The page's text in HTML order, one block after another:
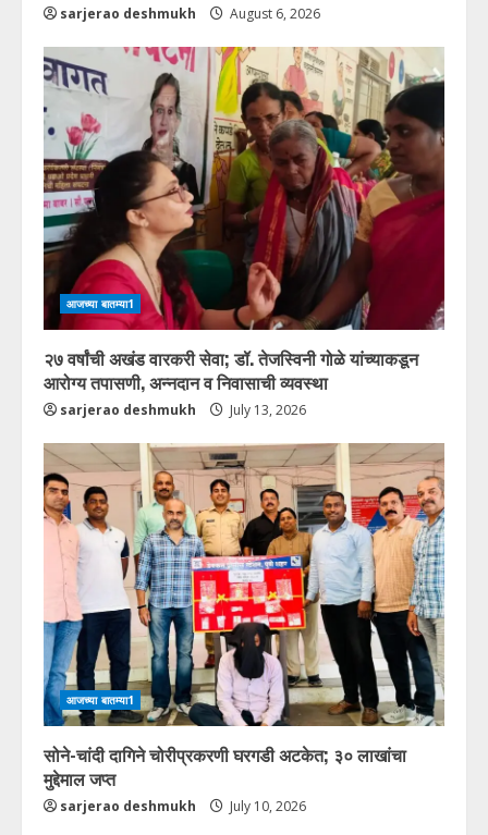
sarjerao deshmukh August 6, 2026
आजच्या बातम्या1
२७ वर्षांची अखंड वारकरी सेवा; डॉ. तेजस्विनी गोळे यांच्याकडून
आरोग्य तपासणी, अन्नदान व निवासाची व्यवस्था
sarjerao deshmukh July 13, 2026
आजच्या बातम्या1
सोने-चांदी दागिने चोरीप्रकरणी घरगडी अटकेत; ३० लाखांचा
मुद्देमाल जप्त
sarjerao deshmukh July 10, 2026